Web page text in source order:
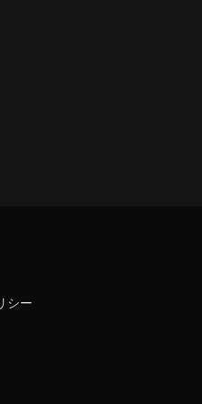
シー